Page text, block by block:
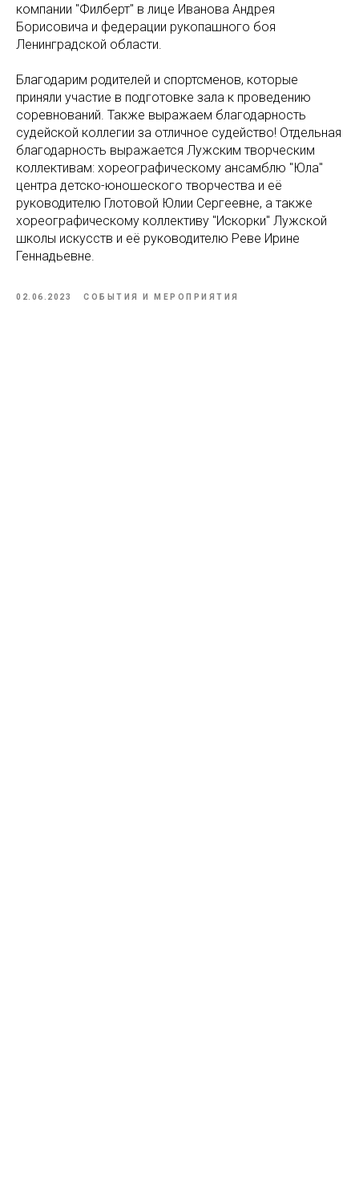
компании "Филберт" в лице Иванова Андрея
Борисовича и федерации рукопашного боя
Ленинградской области.
Благодарим родителей и спортсменов, которые
приняли участие в подготовке зала к проведению
соревнований. Также выражаем благодарность
судейской коллегии за отличное судейство! Отдельная
благодарность выражается Лужским творческим
коллективам: хореографическому ансамблю "Юла"
центра детско-юношеского творчества и её
руководителю Глотовой Юлии Сергеевне, а также
хореографическому коллективу "Искорки" Лужской
школы искусств и её руководителю Реве Ирине
Геннадьевне.
02.06.2023 СОБЫТИЯ И МЕРОПРИЯТИЯ